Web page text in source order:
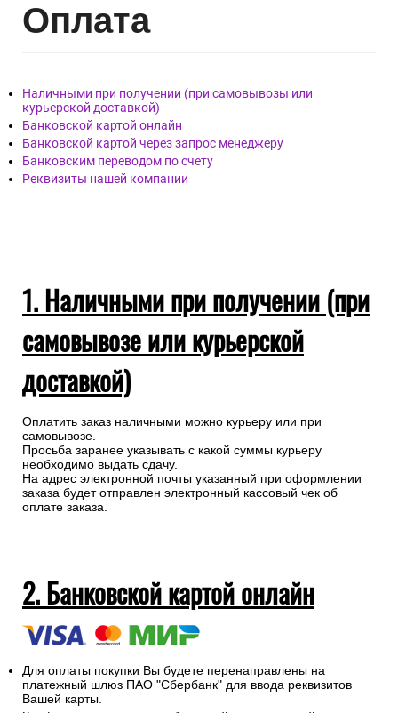
Оплата
Наличными при получении (при самовывозы или
курьерской доставкой)
Банковской картой онлайн
Банковской картой через запрос менеджеру
Банковским переводом по счету
Реквизиты нашей компании
1. Наличными при получении (при
самовывозе или курьерской
доставкой)
Оплатить заказ наличными можно курьеру или при
самовывозе.
Просьба заранее указывать с какой суммы курьеру
необходимо выдать сдачу.
На адрес электронной почты указанный при оформлении
заказа будет отправлен электронный кассовый чек об
оплате заказа.
2. Банковской картой онлайн
Для оплаты покупки Вы будете перенаправлены на
платежный шлюз ПАО "Сбербанк" для ввода реквизитов
Вашей карты.